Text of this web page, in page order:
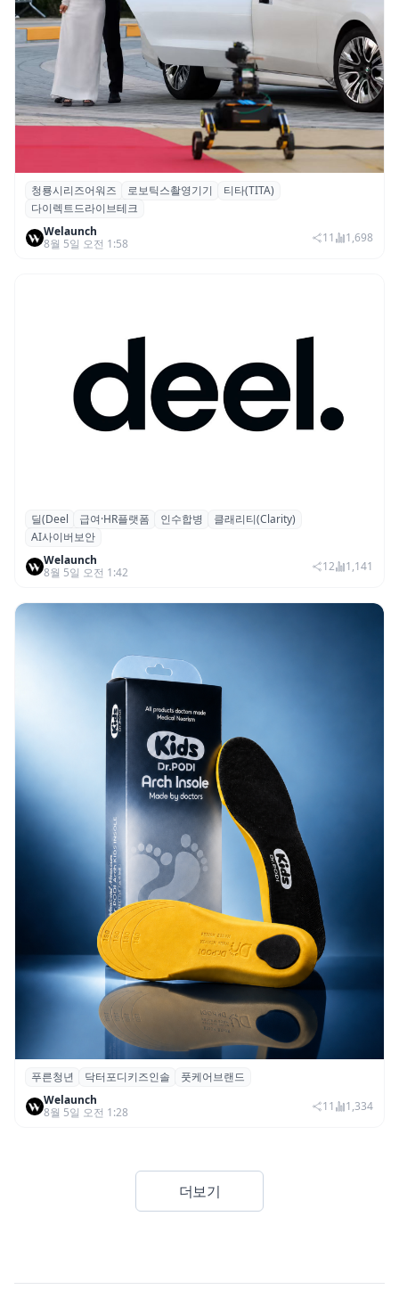
청룡시리즈어워즈 레드카펫에 등장한 바퀴
형 이족 보행 로봇 ‘티타(TITA)’
청룡시리즈어워즈 로보틱스촬영기기
티타(TITA)
다이렉트드라이브테크
Welaunch
8월 5일 오전 1:58
11 1,698
글로벌 HR 플랫폼 딜(Deel), ARR 15억 달러
돌파…AI 보안 역량 강화
딜(Deel 급여·HR플랫폼 인수합병
클래리티(Clarity)
AI사이버보안
Welaunch
8월 5일 오전 1:42
12 1,141
푸른청년, 성장기 아동 발 건강 위한 ‘닥터포
디 키즈 인솔’ 출시
푸른청년 닥터포디키즈인솔
풋케어브랜드
Welaunch
8월 5일 오전 1:28
11 1,334
더보기